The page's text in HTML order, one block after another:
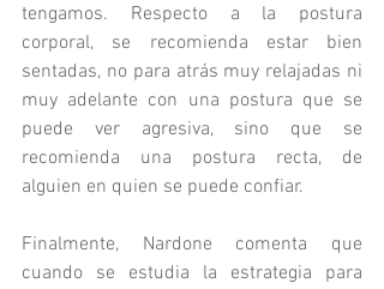
tengamos. Respecto a la postura
corporal, se recomienda estar bien
sentadas, no para atrás muy relajadas ni
muy adelante con una postura que se
puede ver agresiva, sino que se
recomienda una postura recta, de
alguien en quien se puede confiar.
Finalmente, Nardone comenta que
cuando se estudia la estrategia para